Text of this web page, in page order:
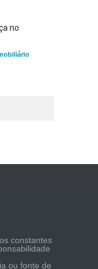
no
constantes
ou fonte de